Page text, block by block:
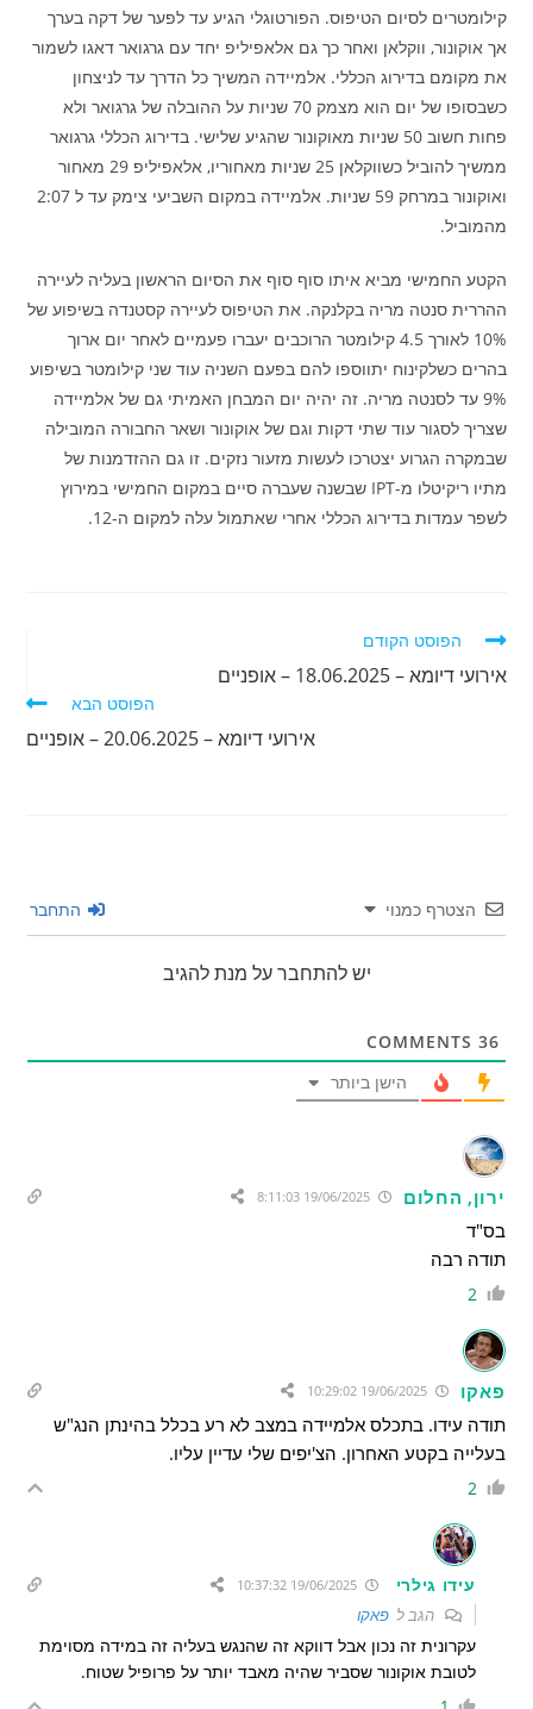
קילומטרים לסיום הטיפוס. הפורטוגלי הגיע עד לפער של דקה בערך
אך אוקונור, ווקלאן ואחר כך גם אלאפיליפ יחד עם גרגואר דאגו לשמור
את מקומם בדירוג הכללי. אלמיידה המשיך כל הדרך עד לניצחון
כשבסופו של יום הוא מצמק 70 שניות על ההובלה של גרגואר ולא
פחות חשוב 50 שניות מאוקונור שהגיע שלישי. בדירוג הכללי גרגואר
ממשיך להוביל כשווקלאן 25 שניות מאחוריו, אלאפיליפ 29 מאחור
ואוקונור במרחק 59 שניות. אלמיידה במקום השביעי צימק עד ל 2:07
מהמוביל.
הקטע החמישי מביא איתו סוף סוף את הסיום הראשון בעליה לעיירה
ההררית סנטה מריה בקלנקה. את הטיפוס לעיירה קסטנדה בשיפוע של
10% לאורך 4.5 קילומטר הרוכבים יעברו פעמיים לאחר יום ארוך
בהרים כשלקינוח יתווספו להם בפעם השניה עוד שני קילומטר בשיפוע
9% עד לסנטה מריה. זה יהיה יום המבחן האמיתי גם של אלמיידה
שצריך לסגור עוד שתי דקות וגם של אוקונור ושאר החבורה המובילה
שבמקרה הגרוע יצטרכו לעשות מזעור נזקים. זו גם ההזדמנות של
מתיו ריקיטלו מ-IPT שבשנה שעברה סיים במקום החמישי במירוץ
לשפר עמדות בדירוג הכללי אחרי שאתמול עלה למקום ה-12.
לקרוא
נוספים
הפוסט הקודם
אירועי דיומא – 18.06.2025 – אופניים
הפוסט הבא
אירועי דיומא – 20.06.2025 – אופניים
הצטרף כמנוי התחבר
יש להתחבר על מנת להגיב
36
הישן ביותר
ירון, החלום 19/06/2025 8:11:03
בס"ד
תודה רבה
2
פאקו 19/06/2025 10:29:02
תודה עידו. בתכלס אלמיידה במצב לא רע בכלל בהינתן הנג"ש
בעלייה בקטע האחרון. הצ'יפים שלי עדיין עליו.
2
עידו גילרי 19/06/2025 10:37:32
הגב לפאקו
עקרונית זה נכון אבל דווקא זה שהנגש בעליה זה במידה מסוימת
לטובת אוקונור שסביר שהיה מאבד יותר על פרופיל שטוח.